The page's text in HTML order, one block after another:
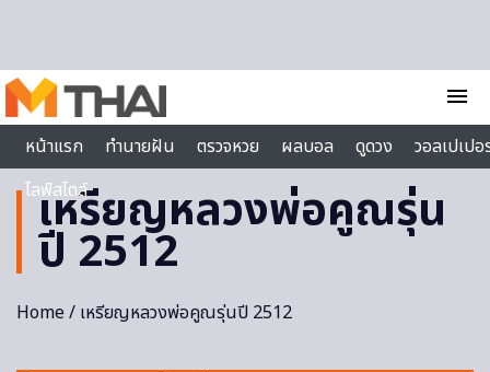
menu
หน้าแรก
ทำนายฝัน ตรวจหวย ผลบอล ดูดวง
วอลเปเป
ไลฟ์สไตล์
เหรียญหลวงพ่อคูณรุ่น
ปี 2512
Home/ เหรียญหลวงพ่อคูณรุ่นปี 2512